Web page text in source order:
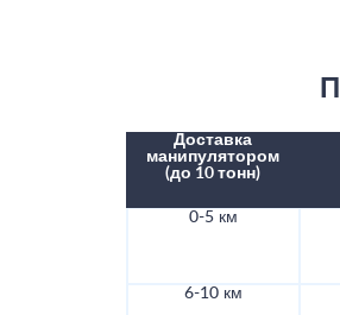
Доставка
манипулятором
(до 10 тонн)
0-5 км
6-10 км